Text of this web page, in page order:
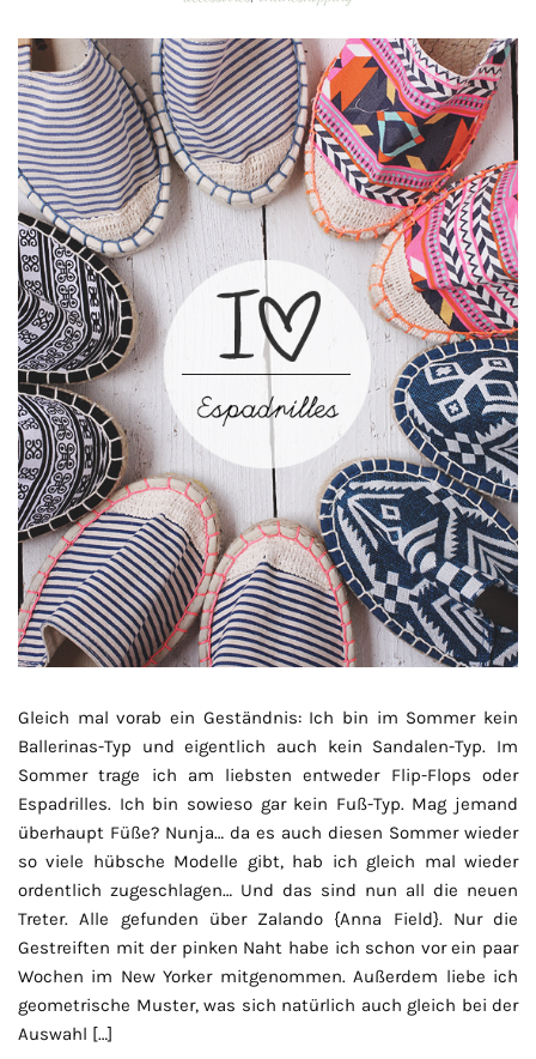
Gleich mal vorab ein Geständnis: Ich bin im Sommer kein
Ballerinas-Typ und eigentlich auch kein Sandalen-Typ. Im
Sommer trage ich am liebsten entweder Flip-Flops oder
Espadrilles. Ich bin sowieso gar kein Fuß-Typ. Mag jemand
überhaupt Füße? Nunja… da es auch diesen Sommer wieder
so viele hübsche Modelle gibt, hab ich gleich mal wieder
ordentlich zugeschlagen… Und das sind nun all die neuen
Treter. Alle gefunden über Zalando {Anna Field}. Nur die
Gestreiften mit der pinken Naht habe ich schon vor ein paar
Wochen im New Yorker mitgenommen. Außerdem liebe ich
geometrische Muster, was sich natürlich auch gleich bei der
Auswahl […]